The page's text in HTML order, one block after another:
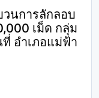
วนการลักลอบ
เม็ด กลุ่ม
อำเภอแม่ฟ้า